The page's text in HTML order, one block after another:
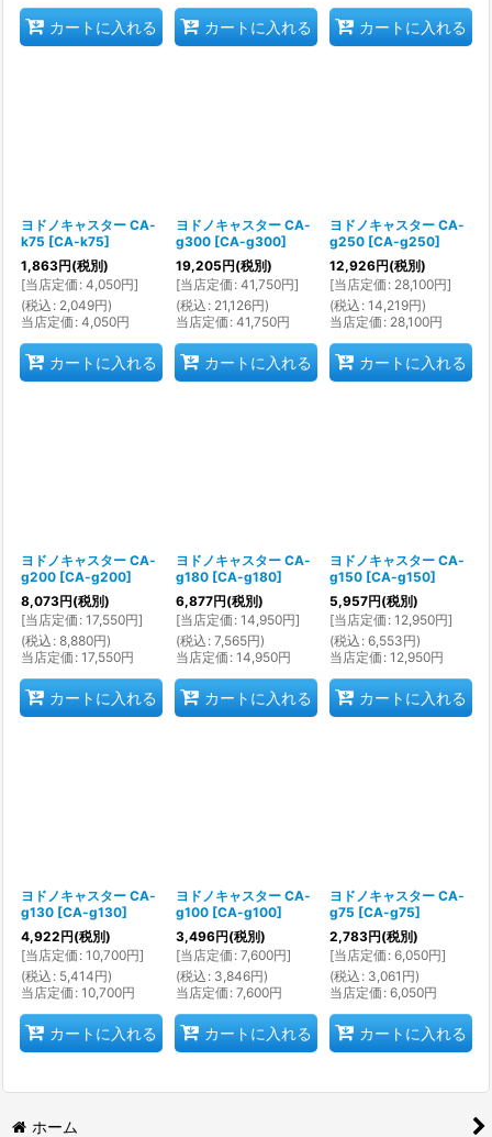
カートに入れる カートに入れる カートに入れる
ヨドノキャスター CA-
k75 [CA-k75]
1,863円(税別)
[当店定価 : 4,050円]
(税込 : 2,049円)
当店定価 : 4,050円
カートに入れる
ヨドノキャスター CA-
g300 [CA-g300]
19,205円(税別)
[当店定価 : 41,750円]
(税込 : 21,126円)
当店定価 : 41,750円
カートに入れる
ヨドノキャスター CA-
g250 [CA-g250]
12,926円(税別)
[当店定価 : 28,100円]
(税込 : 14,219円)
当店定価 : 28,100円
カートに入れる
ヨドノキャスター CA-
g200 [CA-g200]
8,073円(税別)
[当店定価 : 17,550円]
(税込 : 8,880円)
当店定価 : 17,550円
カートに入れる
ヨドノキャスター CA-
g180 [CA-g180]
6,877円(税別)
[当店定価 : 14,950円]
(税込 : 7,565円)
当店定価 : 14,950円
カートに入れる
ヨドノキャスター CA-
g150 [CA-g150]
5,957円(税別)
[当店定価 : 12,950円]
(税込 : 6,553円)
当店定価 : 12,950円
カートに入れる
ヨドノキャスター CA-
g130 [CA-g130]
4,922円(税別)
[当店定価 : 10,700円]
(税込 : 5,414円)
当店定価 : 10,700円
カートに入れる
ヨドノキャスター CA-
g100 [CA-g100]
3,496円(税別)
[当店定価 : 7,600円]
(税込 : 3,846円)
当店定価 : 7,600円
カートに入れる
ヨドノキャスター CA-
g75 [CA-g75]
2,783円(税別)
[当店定価 : 6,050円]
(税込 : 3,061 円)
当店定価 : 6,050円
カートに入れる
ホーム